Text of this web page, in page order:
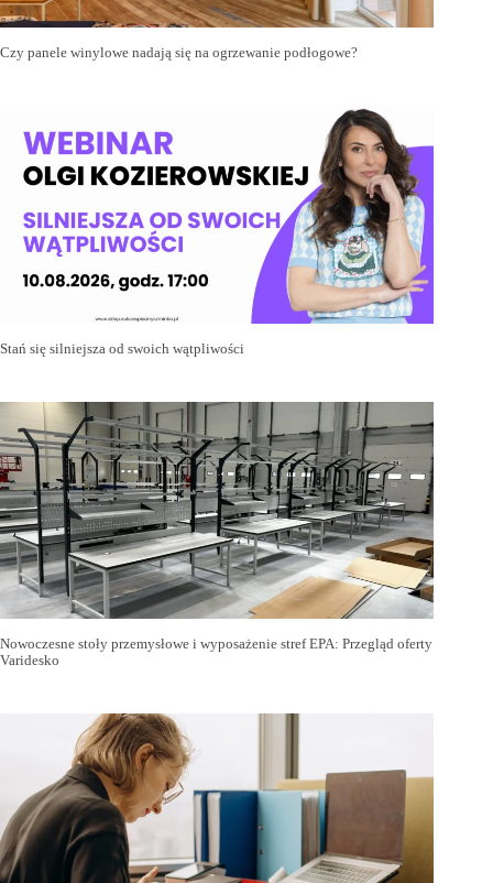
Czy panele winylowe nadają się na ogrzewanie podłogowe?
Stań się silniejsza od swoich wątpliwości
Nowoczesne stoły przemysłowe i wyposażenie stref EPA: Przegląd oferty
Varidesko